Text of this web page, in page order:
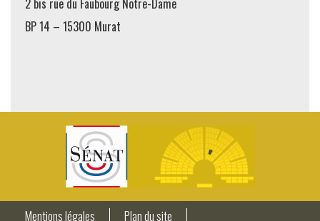
2 bis rue du Faubourg Notre-Dame
BP 14 – 15300 Murat
Mentions légales
Plan du site